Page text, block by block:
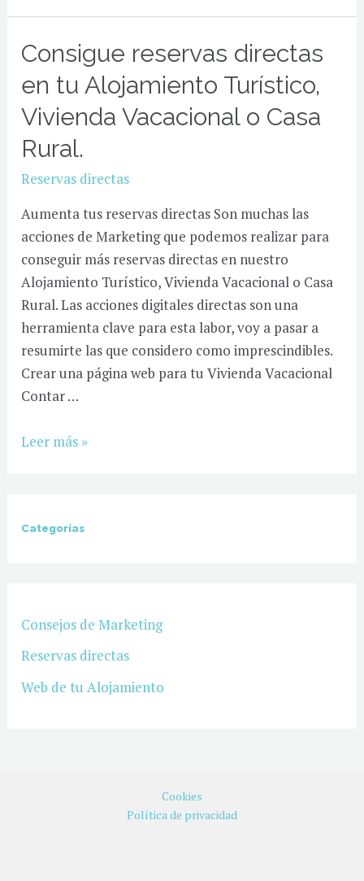
marca
propia
para
mi
Alojamiento
Consigue reservas directas
en tu Alojamiento Turístico,
Vivienda Vacacional o Casa
Rural.
Reservas directas
Aumenta tus reservas directas Son muchas las
acciones de Marketing que podemos realizar para
conseguir más reservas directas en nuestro
Alojamiento Turístico, Vivienda Vacacional o Casa
Rural. Las acciones digitales directas son una
herramienta clave para esta labor, voy a pasar a
resumirte las que considero como imprescindibles.
Crear una página web para tu Vivienda Vacacional
Contar …
Consigue
tu
Vacacional
Rural.
Leer más »
Categorías
Consejos de Marketing
Reservas directas
Web de tu Alojamiento
Cookies
Política de privacidad